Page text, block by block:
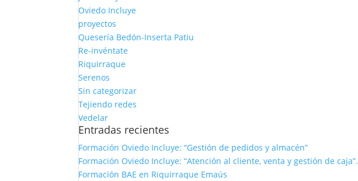
Oviedo Incluye
proyectos
Quesería Bedón-Inserta Patiu
Re-invéntate
Riquirraque
Serenos
Sin categorizar
Tejiendo redes
Vedelar
Entradas recientes
Formación Oviedo Incluye: “Gestión de pedidos y almacén”
Formación Oviedo Incluye: “Atención al cliente, venta y gestión de caja”.
Formación BAE en Riquirraque Emaús